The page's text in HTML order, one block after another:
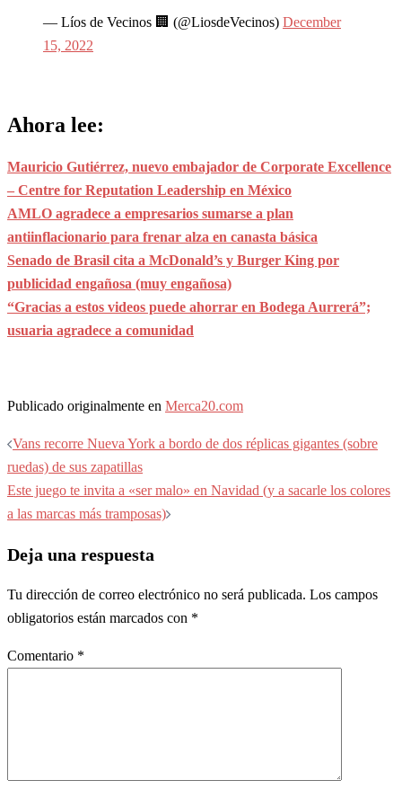
— Líos de Vecinos 🏢 (@LiosdeVecinos) December
15, 2022
Ahora lee:
Mauricio Gutiérrez, nuevo embajador de Corporate Excellence
– Centre for Reputation Leadership en México
AMLO agradece a empresarios sumarse a plan
antiinflacionario para frenar alza en canasta básica
Senado de Brasil cita a McDonald’s y Burger King por
publicidad engañosa (muy engañosa)
“Gracias a estos videos puede ahorrar en Bodega Aurrerá”;
usuaria agradece a comunidad
Publicado originalmente en Merca20.com
Navegación
de
entradas
Vans recorre Nueva York a bordo de dos réplicas gigantes (sobre
ruedas) de sus zapatillas
Este juego te invita a «ser malo» en Navidad (y a sacarle los colores
a las marcas más tramposas)
Deja una respuesta
Tu dirección de correo electrónico no será publicada. Los campos
obligatorios están marcados con *
Comentario *